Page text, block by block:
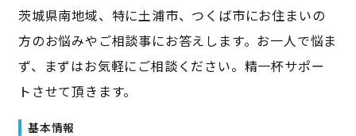
茨城県南地域、特に土浦市、つくば市にお住まいの
方のお悩みやご相談事にお答えします。お一人で悩ま
ず、まずはお気軽にご相談ください。精一杯サポー
トさせて頂きます。
基本情報